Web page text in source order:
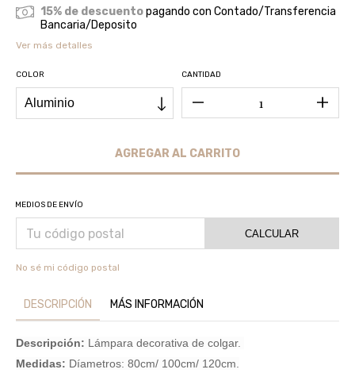
15% de descuentopagando con Contado/Transferencia
Bancaria/Deposito
Ver más detalles
COLOR CANTIDAD
MEDIOS DE ENVÍO
CALCULAR
No sé mi código postal
DESCRIPCIÓN MÁS INFORMACIÓN
Descripción: Lámpara decorativa de colgar.
Medidas: Díametros: 80cm/ 100cm/ 120cm.